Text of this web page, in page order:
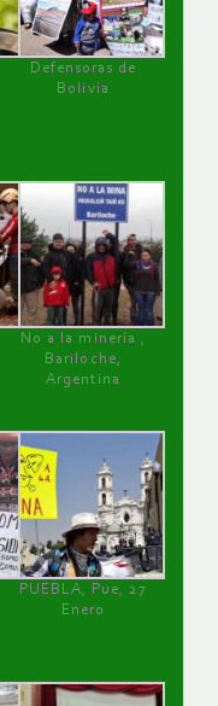
Defensoras de
Bolivia
No a la minería ,
Bariloche,
Argentina
PUEBLA, Pue, 27
Enero